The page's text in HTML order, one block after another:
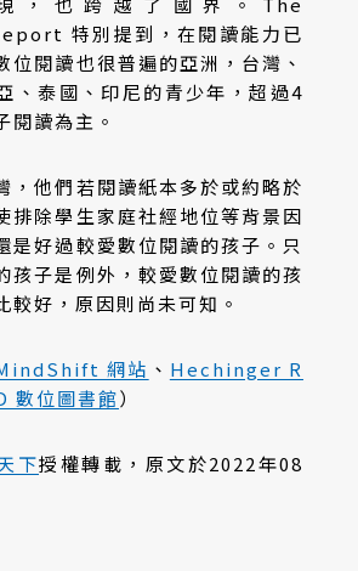
特別提到，在閱讀能力已
位閱讀也很普遍的亞洲，台灣、
、泰國、印尼的青少年，超過4
閱讀為主。
，他們若閱讀紙本多於或約略於
排除學生家庭社經地位等背景因
是好過較愛數位閱讀的孩子。只
孩子是例外，較愛數位閱讀的孩
較好，原因則尚未可知。
網站 、 Hechinger R
數位圖書館）
下授權轉載，原文於2022年08